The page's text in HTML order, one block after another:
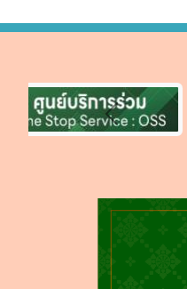
Previous